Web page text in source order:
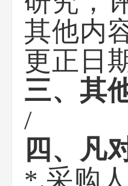
其他内
更正日
三、其
/
四、凡
*.采购